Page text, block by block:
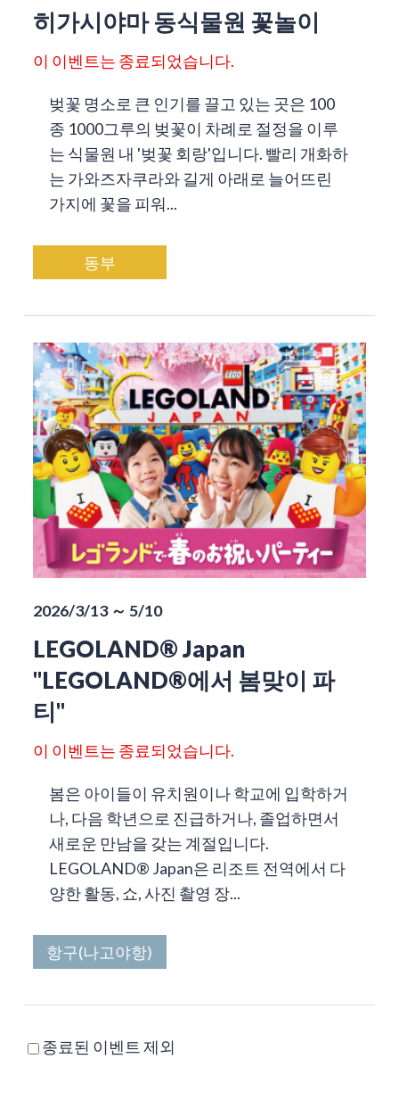
히가시야마 동식물원 꽃놀이
이 이벤트는 종료되었습니다.
벚꽃 명소로 큰 인기를 끌고 있는 곳은 100
종 1000그루의 벚꽃이 차례로 절정을 이루
는 식물원 내 '벚꽃 회랑'입니다. 빨리 개화하
는 가와즈자쿠라와 길게 아래로 늘어뜨린
가지에 꽃을 피워...
동부
2026/3/13 ～ 5/10
LEGOLAND® Japan
"LEGOLAND®에서 봄맞이 파
티"
이 이벤트는 종료되었습니다.
봄은 아이들이 유치원이나 학교에 입학하거
나, 다음 학년으로 진급하거나, 졸업하면서
새로운 만남을 갖는 계절입니다.
LEGOLAND® Japan은 리조트 전역에서 다
양한 활동, 쇼, 사진 촬영 장...
항구(나고야항)
종료된 이벤트 제외